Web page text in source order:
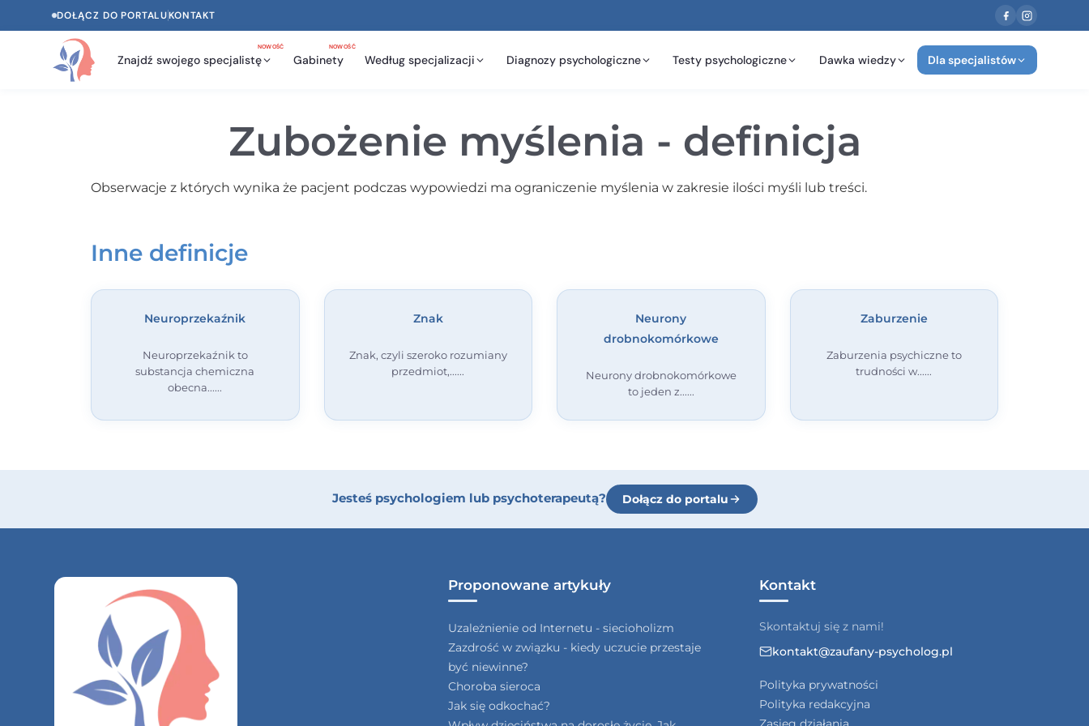
DOŁĄCZ DO PORTALUKONTAKT
Znajdź swojego specjalistę
NOWOŚĆ
Gabinety
NOWOŚĆ
Według specjalizacji Diagnozy psychologiczne Testy psychologiczne Dawka wiedzy Dla specjalistów
Zubożenie myślenia - definicja
Obserwacje z których wynika że pacjent podczas wypowiedzi ma ograniczenie myślenia w zakresie ilości myśli lub treści.
Inne definicje
Neuroprzekaźnik
Neuroprzekaźnik to
substancja chemiczna
obecna...
Znak
Znak, czyli szeroko rozumiany
przedmiot,...
Neurony
drobnokomórkowe
Neurony drobnokomórkowe
to jeden z...
Zaburzenie
Zaburzenia psychiczne to
trudności w...
Jesteś psychologiem lub psychoterapeutą? Dołącz do portalu
Proponowane artykuły
Uzależnienie od Internetu - siecioholizm
Zazdrość w związku - kiedy uczucie przestaje
być niewinne?
Choroba sieroca
Jak się odkochać?
Kontakt
Skontaktuj się z nami!
kontakt@zaufany-psycholog.pl
Polityka prywatności
Polityka redakcyjna